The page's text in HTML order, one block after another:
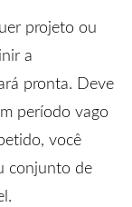
projeto ou
a
pronta. Deve
período vago
você
conjunto de